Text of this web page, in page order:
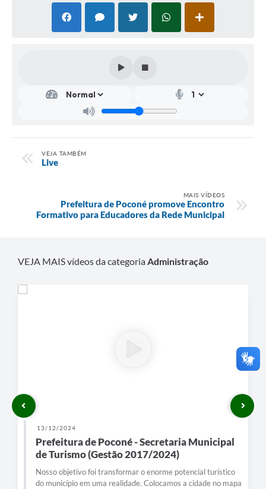
VEJA TAMBÉM
Live
MAIS VÍDEOS
Prefeitura de Poconé promove Encontro
Formativo para Educadores da Rede Municipal
VEJA MAIS vídeos da categoriaAdministração
13/12/2024
Prefeitura de Poconé - Secretaria Municipal
de Turismo (Gestão 2017/2024)
Nosso objetivo foi transformar o enorme potencial turístico
do município em uma realidade. Colocamos a cidade no mapa